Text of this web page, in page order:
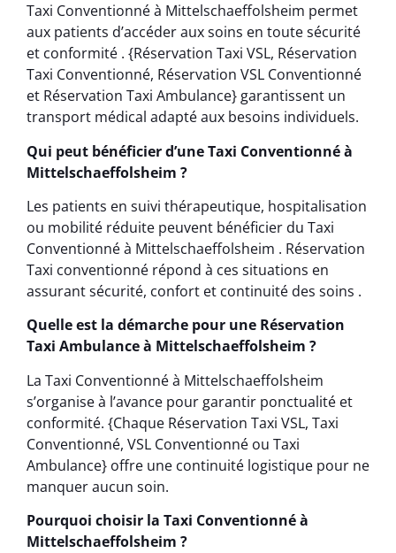
Taxi Conventionné à Mittelschaeffolsheim permet
aux patients d’accéder aux soins en toute sécurité
et conformité . {Réservation Taxi VSL, Réservation
Taxi Conventionné, Réservation VSL Conventionné
et Réservation Taxi Ambulance} garantissent un
transport médical adapté aux besoins individuels.
Qui peut bénéficier d’une Taxi Conventionné à
Mittelschaeffolsheim ?
Les patients en suivi thérapeutique, hospitalisation
ou mobilité réduite peuvent bénéficier du Taxi
Conventionné à Mittelschaeffolsheim . Réservation
Taxi conventionné répond à ces situations en
assurant sécurité, confort et continuité des soins .
Quelle est la démarche pour une Réservation
Taxi Ambulance à Mittelschaeffolsheim ?
La Taxi Conventionné à Mittelschaeffolsheim
s’organise à l’avance pour garantir ponctualité et
conformité. {Chaque Réservation Taxi VSL, Taxi
Conventionné, VSL Conventionné ou Taxi
Ambulance} offre une continuité logistique pour ne
manquer aucun soin.
Pourquoi choisir la Taxi Conventionné à
Mittelschaeffolsheim ?